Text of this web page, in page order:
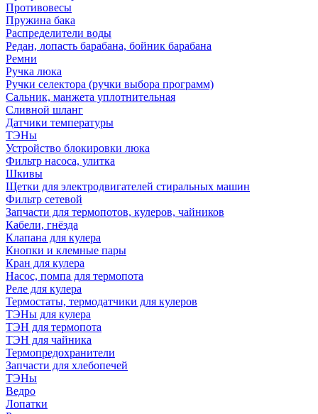
Противовесы
Пружина бака
Распределители воды
Редан, лопасть барабана, бойник барабана
Ремни
Ручка люка
Ручки селектора (ручки выбора программ)
Сальник, манжета уплотнительная
Сливной шланг
Датчики температуры
ТЭНы
Устройство блокировки люка
Фильтр насоса, улитка
Шкивы
Щетки для электродвигателей стиральных машин
Фильтр сетевой
Запчасти для термопотов, кулеров, чайников
Кабели, гнёзда
Клапана для кулера
Кнопки и клемные пары
Кран для кулера
Насос, помпа для термопота
Реле для кулера
Термостаты, термодатчики для кулеров
ТЭНы для кулера
ТЭН для термопота
ТЭН для чайника
Термопредохранители
Запчасти для хлебопечей
ТЭНы
Ведро
Лопатки